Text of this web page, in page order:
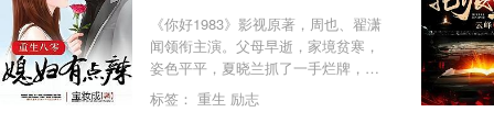
《你好1983》影视原著，周也、翟潇
闻领衔主演。父母早逝，家境贫寒，
姿色平平，夏晓兰抓了一手烂牌，奋
斗了小20年，她当上跨国公司高管，
终于将人生的逆境理顺了……一觉醒
标签： 重生 励志